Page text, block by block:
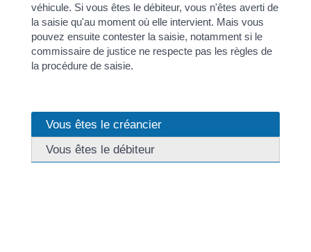
véhicule. Si vous êtes le débiteur, vous n'êtes averti de
la saisie qu'au moment où elle intervient. Mais vous
pouvez ensuite contester la saisie, notamment si le
commissaire de justice ne respecte pas les règles de
la procédure de saisie.
Vous êtes le créancier
Vous êtes le débiteur